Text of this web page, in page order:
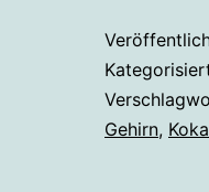
Gehirn,